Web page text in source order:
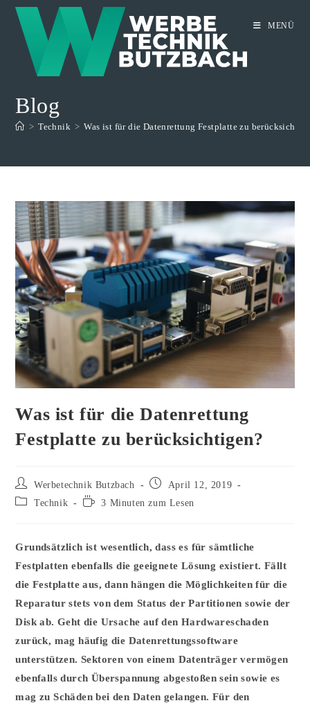
Zum
Inhalt
springen
MENÜ
Blog
> Technik > Was ist für die Datenrettung Festplatte zu
Was ist für die Datenrettung
Festplatte zu berücksichtigen?
Beitrags-
Autor:
Werbetechnik Butzbach
BeitragApril 12, 2019
Beitrags-
Technik Lesedauer:
3 Minuten zum Lesen
Grundsätzlich ist wesentlich, dass es für sämtliche
Festplatten ebenfalls die geeignete Lösung existiert. Fällt
die Festplatte aus, dann hängen die Möglichkeiten für die
Reparatur stets von dem Status der Partitionen sowie der
Disk ab. Geht die Ursache auf den Hardwareschaden
zurück, mag häufig die Datenrettungssoftware
unterstützen. Sektoren von einem Datenträger vermögen
ebenfalls durch Überspannung abgestoßen sein sowie es
mag zu Schäden bei den Daten gelangen. Für den